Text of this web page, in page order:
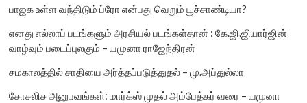
பாஜக உள்ள வந்திடும் ப்ரோ என்பது வெறும் பூச்சாண்டியா?
எனது எல்லாப் படங்களும் அரசியல் படங்கள்தான் : கே.ஜி.ஜியார்ஜின்
வாழ்வும் படைப்புலகும் – யமுனா ராஜேந்திரன்
சமகாலத்தில் சாதியை அர்த்தப்படுத்துதல் – மு.அப்துல்லா
சோசலிச அனுபவங்கள்: மார்க்ஸ் முதல் அம்பேத்கர் வரை – யமுனா